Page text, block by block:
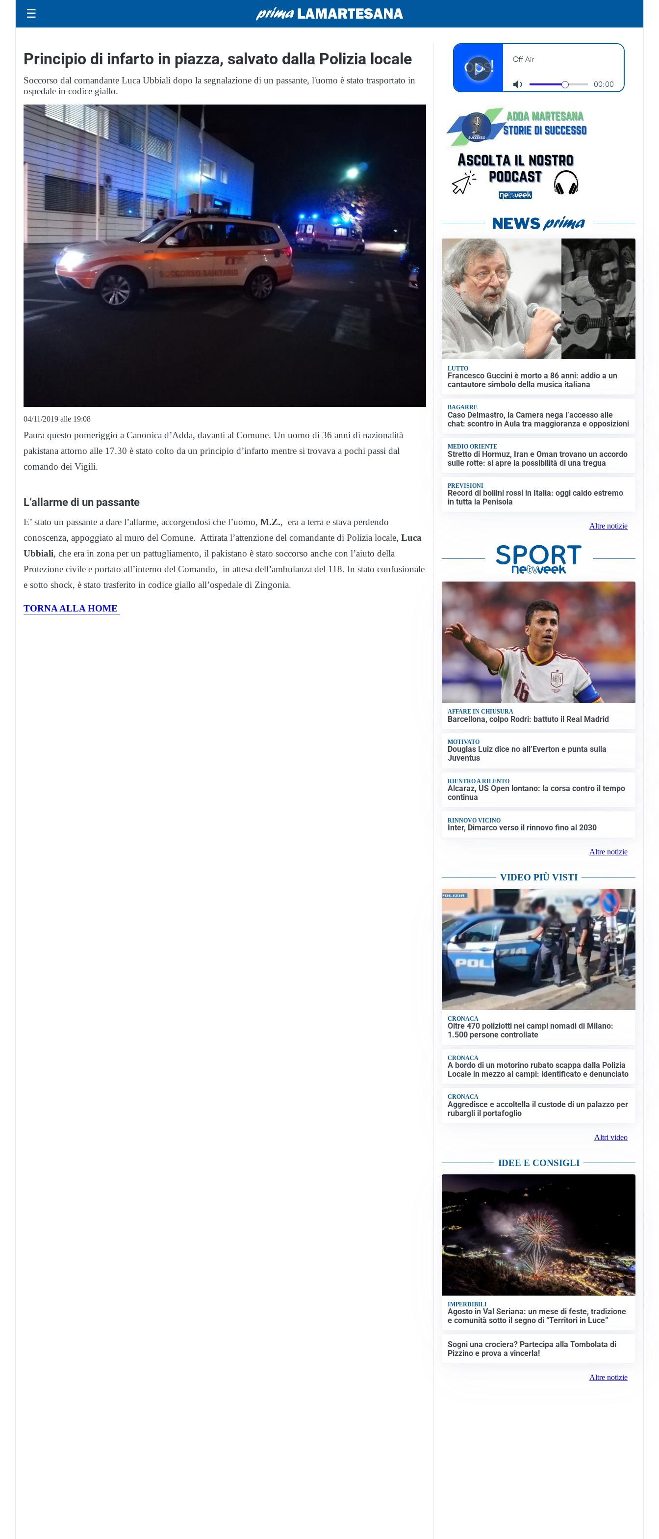
☰
Principio di infarto in piazza, salvato dalla Polizia locale
Soccorso dal comandante Luca Ubbiali dopo la segnalazione di un passante, l'uomo è stato trasportato in
ospedale in codice giallo.
04/11/2019 alle 19:08
Paura questo pomeriggio a Canonica d’Adda, davanti al Comune. Un uomo di 36 anni di nazionalità
pakistana attorno alle 17.30 è stato colto da un principio d’infarto mentre si trovava a pochi passi dal
comando dei Vigili.
L’allarme di un passante
E’ stato un passante a dare l’allarme, accorgendosi che l’uomo, M.Z., era a terra e stava perdendo
conoscenza, appoggiato al muro del Comune. Attirata l’attenzione del comandante di Polizia locale, Luca
Ubbiali, che era in zona per un pattugliamento, il pakistano è stato soccorso anche con l’aiuto della
Protezione civile e portato all’interno del Comando, in attesa dell’ambulanza del 118. In stato confusionale
e sotto shock, è stato trasferito in codice giallo all’ospedale di Zingonia.
TORNA ALLA HOME
LUTTO
Francesco Guccini è morto a 86 anni: addio a un
cantautore simbolo della musica italiana
BAGARRE
Caso Delmastro, la Camera nega l’accesso alle
chat: scontro in Aula tra maggioranza e opposizioni
MEDIO ORIENTE
Stretto di Hormuz, Iran e Oman trovano un accordo
sulle rotte: si apre la possibilità di una tregua
PREVISIONI
Record di bollini rossi in Italia: oggi caldo estremo
in tutta la Penisola
Altre notizie
AFFARE IN CHIUSURA
Barcellona, colpo Rodri: battuto il Real Madrid
MOTIVATO
Douglas Luiz dice no all’Everton e punta sulla
Juventus
RIENTRO A RILENTO
Alcaraz, US Open lontano: la corsa contro il tempo
continua
RINNOVO VICINO
Inter, Dimarco verso il rinnovo fino al 2030
Altre notizie
VIDEO PIÙ VISTI
CRONACA
Oltre 470 poliziotti nei campi nomadi di Milano:
1.500 persone controllate
CRONACA
A bordo di un motorino rubato scappa dalla Polizia
Locale in mezzo ai campi: identificato e denunciato
CRONACA
Aggredisce e accoltella il custode di un palazzo per
rubargli il portafoglio
Altri video
IDEE E CONSIGLI
IMPERDIBILI
Agosto in Val Seriana: un mese di feste, tradizione
e comunità sotto il segno di “Territori in Luce”
Sogni una crociera? Partecipa alla Tombolata di
Pizzino e prova a vincerla!
Altre notizie